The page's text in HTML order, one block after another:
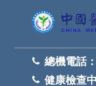
總機電話：
健康檢查